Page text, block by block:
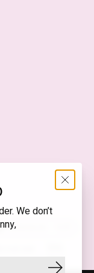
feed
Nederlands — EUR
We don’t